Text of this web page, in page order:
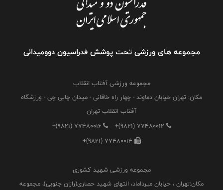
مجموعه های ورزشی تحت پوشش فدراسیون دوومیدانی
مجموعه ورزشی آفتاب انقلاب
مکان: تهران خیابان دماوند - چهار راه خاقانی - میدان چایی چی - ورزشگاه
آفتاب انقلاب تهران
+(9821) 77480012
+(9821) 77480016
+(9821) 77480014
مجموعه ورزشی شهید کشوری
مکان:تهران ، خیابان میرداماد، انتهای شهید حصاری(رازان جنوبی)، مجموعه